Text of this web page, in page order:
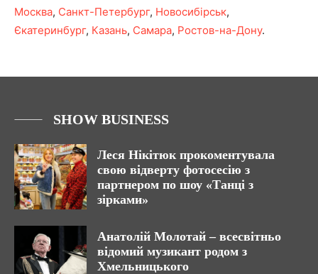
Москва, Санкт-Петербург, Новосибірськ,
Єкатеринбург, Казань, Самара, Ростов-на-Дону.
SHOW BUSINESS
Леся Нікітюк прокоментувала
свою відверту фотосесію з
партнером по шоу «Танці з
зірками»
Анатолій Молотай – всесвітньо
відомий музикант родом з
Хмельницького